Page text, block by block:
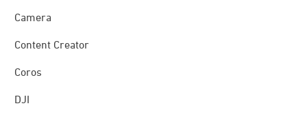
Camera
Content Creator
Coros
DJI